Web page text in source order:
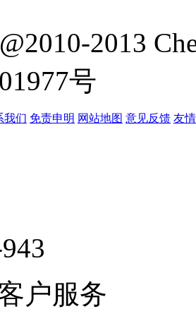
2013
号
我们 免责申明 网站地图 意见反馈 友
户服务